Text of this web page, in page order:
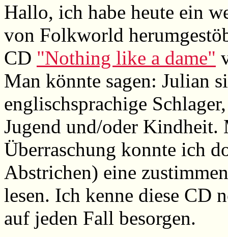
Hallo, ich habe heute ein
von Folkworld
CD "Nothing like a dame"
Man könnte sagen: Julian
englischsprachige
Jugend und/oder Kindheit.
Überraschung konnte ich
Abstrichen) eine
lesen. Ich kenne diese CD
auf jeden Fall besorgen.